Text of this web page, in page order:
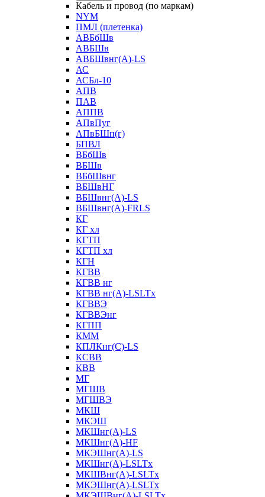
Кабель и провод (по маркам)
NYM
ПМЛ (плетенка)
АВБбШв
АВБШв
АВБШвнг(А)-LS
АС
АСБл-10
АПВ
ПАВ
АППВ
АПвПуг
АПвБШп(г)
БПВЛ
ВБбШв
ВБШв
ВБбШвнг
ВБШвНГ
ВБШвнг(А)-LS
ВБШвнг(А)-FRLS
КГ
КГ хл
КГТП
КГТП хл
КГН
КГВВ
КГВВ нг
КГВВ нг(А)-LSLTx
КГВВЭ
КГВВЭнг
КГПП
КММ
КПЛКнг(C)-LS
КСВВ
КВВ
МГ
МГШВ
МГШВЭ
МКШ
МКЭШ
МКШнг(А)-LS
МКШнг(А)-HF
МКЭШнг(А)-LS
МКШнг(А)-LSLTx
МКШВнг(A)-LSLTx
МКЭШнг(А)-LSLTx